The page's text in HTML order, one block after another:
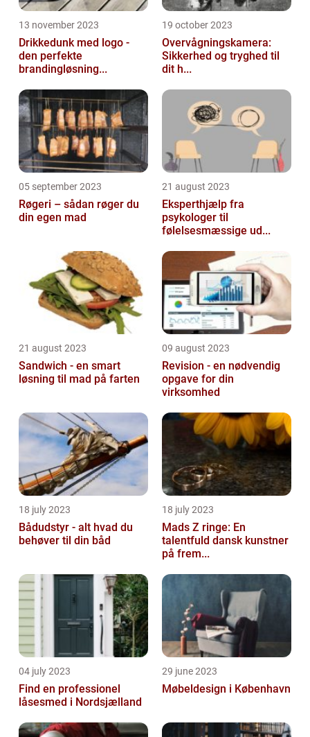
13 november 2023
Drikkedunk med logo -
den perfekte
brandingløsning...
19 october 2023
Overvågningskamera:
Sikkerhed og tryghed til
dit h...
05 september 2023
Røgeri – sådan røger du
din egen mad
21 august 2023
Eksperthjælp fra
psykologer til
følelsesmæssige ud...
21 august 2023
Sandwich - en smart
løsning til mad på farten
09 august 2023
Revision - en nødvendig
opgave for din
virksomhed
18 july 2023
Bådudstyr - alt hvad du
behøver til din båd
18 july 2023
Mads Z ringe: En
talentfuld dansk kunstner
på frem...
04 july 2023
Find en professionel
låsesmed i Nordsjælland
29 june 2023
Møbeldesign i København